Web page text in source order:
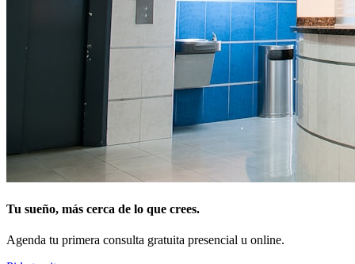
Tu sueño, más cerca de lo que crees.
Agenda tu primera consulta gratuita presencial u online.